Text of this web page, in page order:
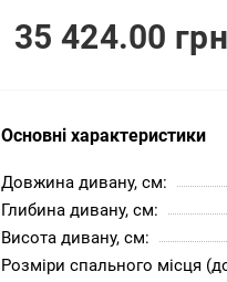
35 424.00
Основні характеристики
Довжина дивану, см:
Глибина дивану, см:
Висота дивану, см:
Розміри спального місця